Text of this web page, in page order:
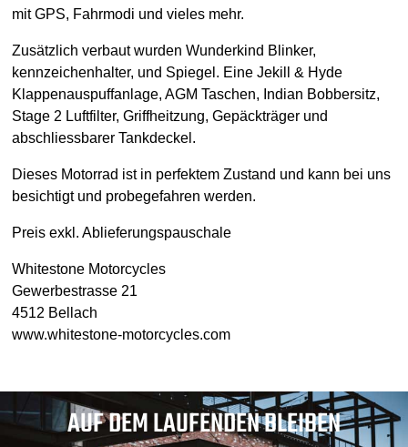
mit GPS, Fahrmodi und vieles mehr.
Zusätzlich verbaut wurden Wunderkind Blinker,
kennzeichenhalter, und Spiegel. Eine Jekill & Hyde
Klappenauspuffanlage, AGM Taschen, Indian Bobbersitz,
Stage 2 Luftfilter, Griffheitzung, Gepäckträger und
abschliessbarer Tankdeckel.
Dieses Motorrad ist in perfektem Zustand und kann bei uns
besichtigt und probegefahren werden.
Preis exkl. Ablieferungspauschale
Whitestone Motorcycles
Gewerbestrasse 21
4512 Bellach
www.whitestone-motorcycles.com
AUF DEM LAUFENDEN BLEIBEN